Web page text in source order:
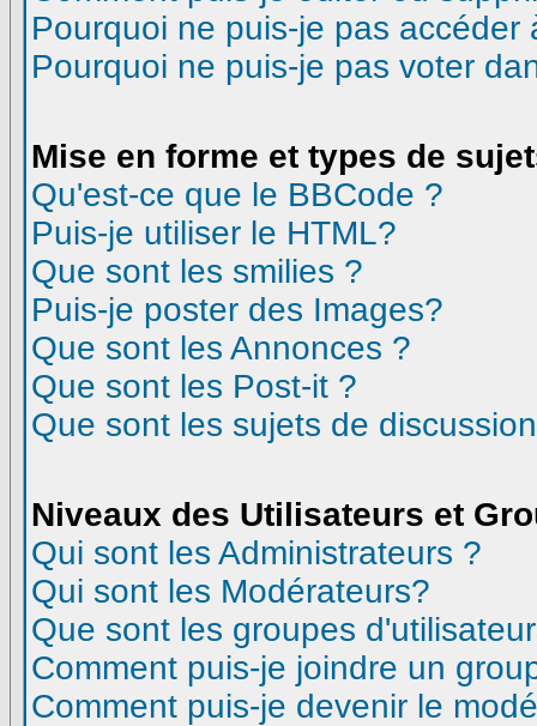
Pourquoi ne puis-je pas accéder
Pourquoi ne puis-je pas voter
Mise en forme et types de
Qu'est-ce que le BBCode ?
Puis-je utiliser le HTML?
Que sont les smilies ?
Puis-je poster des Images?
Que sont les Annonces ?
Que sont les Post-it ?
Que sont les sujets de
Niveaux des Utilisateurs et
Qui sont les Administrateurs ?
Qui sont les Modérateurs?
Que sont les groupes
Comment puis-je joindre un
Comment puis-je devenir le